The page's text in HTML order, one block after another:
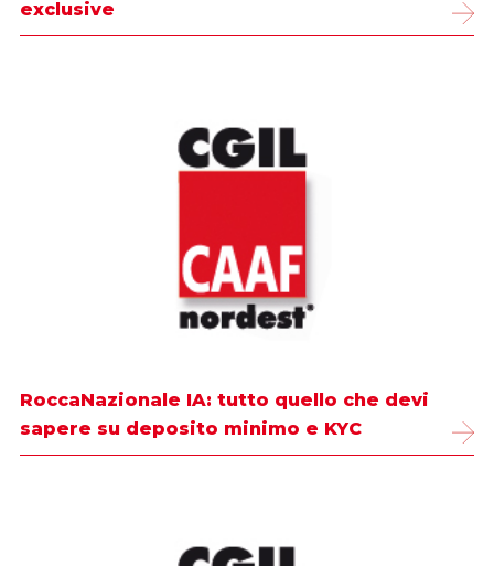
exclusive
RoccaNazionale IA: tutto quello che devi
sapere su deposito minimo e KYC